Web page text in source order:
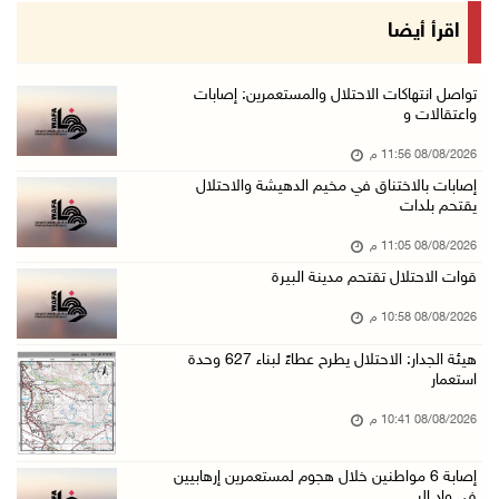
الاحتلال ينصب حواجز طيارة في محيط مخيم طولكرم ...
مستعمرون يهاجمون قرية أبو فلاح
مستعمرون يقتحمون بلدة بيت عور التحتا وقرية جل ...
08/آب/2026 06:39 م
الجامعة العربية الأمريكية تختتم فعاليات تخريج ...
08/آب/2026 05:52 م
اقرأ أيضا
تواصل انتهاكات الاحتلال والمستعمرين: إصابات
واعتقالات و
08/08/2026 11:56 م
إصابات بالاختناق في مخيم الدهيشة والاحتلال
يقتحم بلدات
08/08/2026 11:05 م
قوات الاحتلال تقتحم مدينة البيرة
08/08/2026 10:58 م
هيئة الجدار: الاحتلال يطرح عطاءً لبناء 627 وحدة
استعمار
08/08/2026 10:41 م
إصابة 6 مواطنين خلال هجوم لمستعمرين إرهابيين